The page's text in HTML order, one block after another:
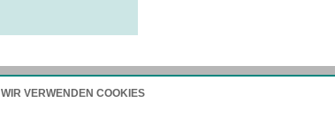
WIR VERWENDEN COOKIES